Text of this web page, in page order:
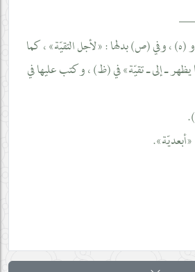
(ه) ، وفي (ص) بدلها : «لأجل التقيّة» ، كما
يظهر ـ إلى ـ تقيّة» في (ظ) ، وكتب عليها في